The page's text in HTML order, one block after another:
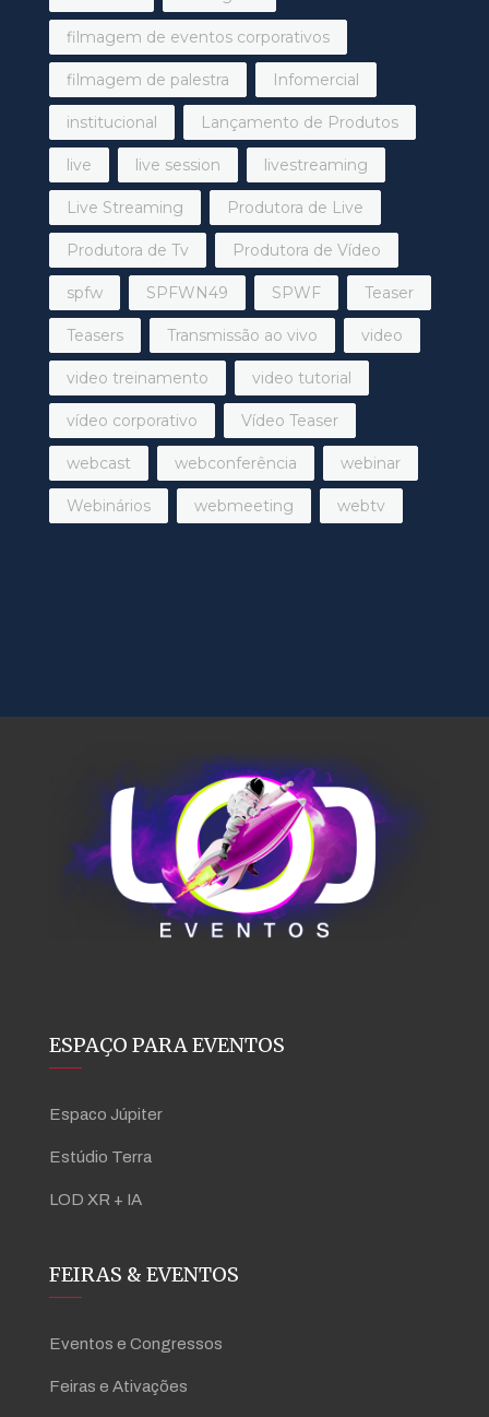
filmagem de eventos corporativos
filmagem de palestra Infomercial
institucional Lançamento de Produtos
live live session livestreaming
Live Streaming Produtora de Live
Produtora de Tv Produtora de Vídeo
spfw SPFWN49 SPWF Teaser
Teasers Transmissão ao vivo video
video treinamento video tutorial
vídeo corporativo Vídeo Teaser
webcast webconferência webinar
Webinários webmeeting webtv
ESPAÇO PARA EVENTOS
Espaco Júpiter
Estúdio Terra
LOD XR + IA
FEIRAS & EVENTOS
Eventos e Congressos
Feiras e Ativações